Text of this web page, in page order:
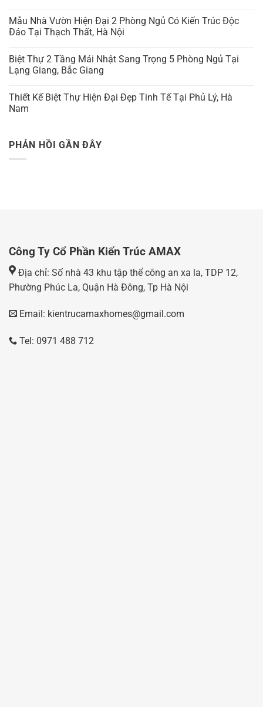
Mẫu Nhà Vườn Hiện Đại 2 Phòng Ngủ Có Kiến Trúc Độc
Đáo Tại Thạch Thất, Hà Nội
Biệt Thự 2 Tầng Mái Nhật Sang Trọng 5 Phòng Ngủ Tại
Lạng Giang, Bắc Giang
Thiết Kế Biệt Thự Hiện Đại Đẹp Tinh Tế Tại Phủ Lý, Hà
Nam
PHẢN HỒI GẦN ĐÂY
Công Ty Cổ Phần Kiến Trúc AMAX
Địa chỉ: Số nhà 43 khu tập thể công an xa la, TDP 12,
Phường Phúc La, Quận Hà Đông, Tp Hà Nội
Email: kientrucamaxhomes@gmail.com
Tel: 0971 488 712